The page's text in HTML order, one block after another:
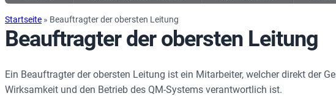
Startseite » Beauftragter der obersten Leitung
Beauftragter der obersten Leitung
Ein Beauftragter der obersten Leitung ist ein Mitarbeiter, welcher direkt der
Wirksamkeit und den Betrieb des QM-Systems verantwortlich ist.